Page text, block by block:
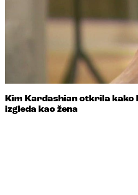
Kim Kardashian otkrila kako
izgleda kao žena